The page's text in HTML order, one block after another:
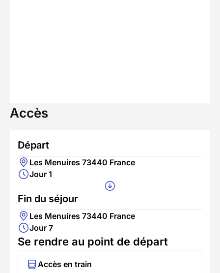
Accès
Départ
Les Menuires 73440 France
Jour 1
Fin du séjour
Les Menuires 73440 France
Jour 7
Se rendre au point de départ
Accès en train